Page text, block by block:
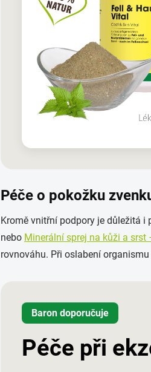
Péče o pokožku
Kromě vnitřní podpory je důležitá i
nebo Minerální sprej na kůži a srst
rovnováhu. Při oslabení
Baron doporučuje
Péče při